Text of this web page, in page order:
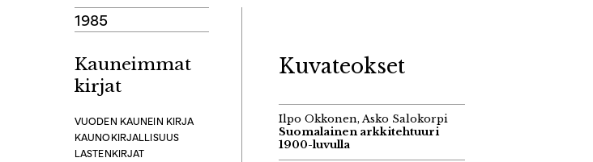
1985
Kauneimmat
kirjat
VUODEN KAUNEIN KIRJA
KAUNOKIRJALLISUUS
LASTENKIRJAT
Kuvateokset
Ilpo Okkonen, Asko Salokorpi
Suomalainen arkkitehtuuri
1900-luvulla